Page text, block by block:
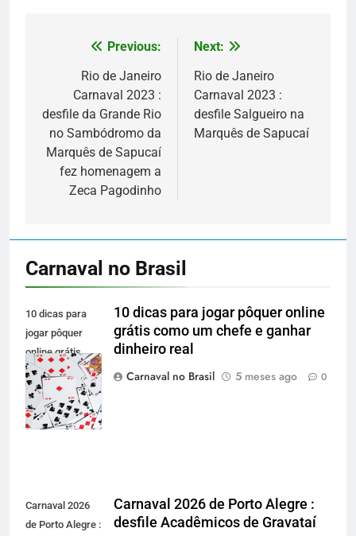
Navegação
Post
Previous:
Rio de Janeiro
Carnaval 2023 :
desfile da Grande Rio
no Sambódromo da
Marquês de Sapucaí
fez homenagem a
Zeca Pagodinho
Next:
Rio de Janeiro
Carnaval 2023 :
desfile Salgueiro na
Marquês de Sapucaí
Carnaval no Brasil
10 dicas para
jogar pôquer
online grátis
como um chefe
e ganhar
dinheiro real
10 dicas para jogar pôquer online
grátis como um chefe e ganhar
dinheiro real
Carnaval no Brasil
5 meses ago 0
Carnaval 2026
de Porto Alegre :
Carnaval 2026 de Porto Alegre :
desfile Acadêmicos de Gravataí